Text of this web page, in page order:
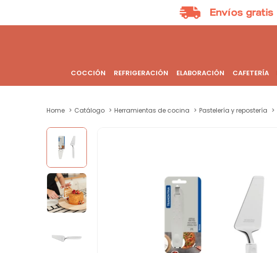
COCCIÓN REFRIGERACIÓN ELABORACIÓN CAFETERÍA
Home Catálogo Herramientas de cocina Pastelería y repostería